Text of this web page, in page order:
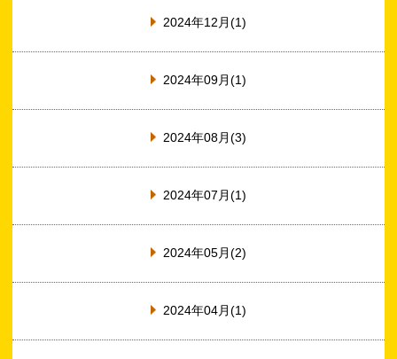
2024年12月(1)
2024年09月(1)
2024年08月(3)
2024年07月(1)
2024年05月(2)
2024年04月(1)